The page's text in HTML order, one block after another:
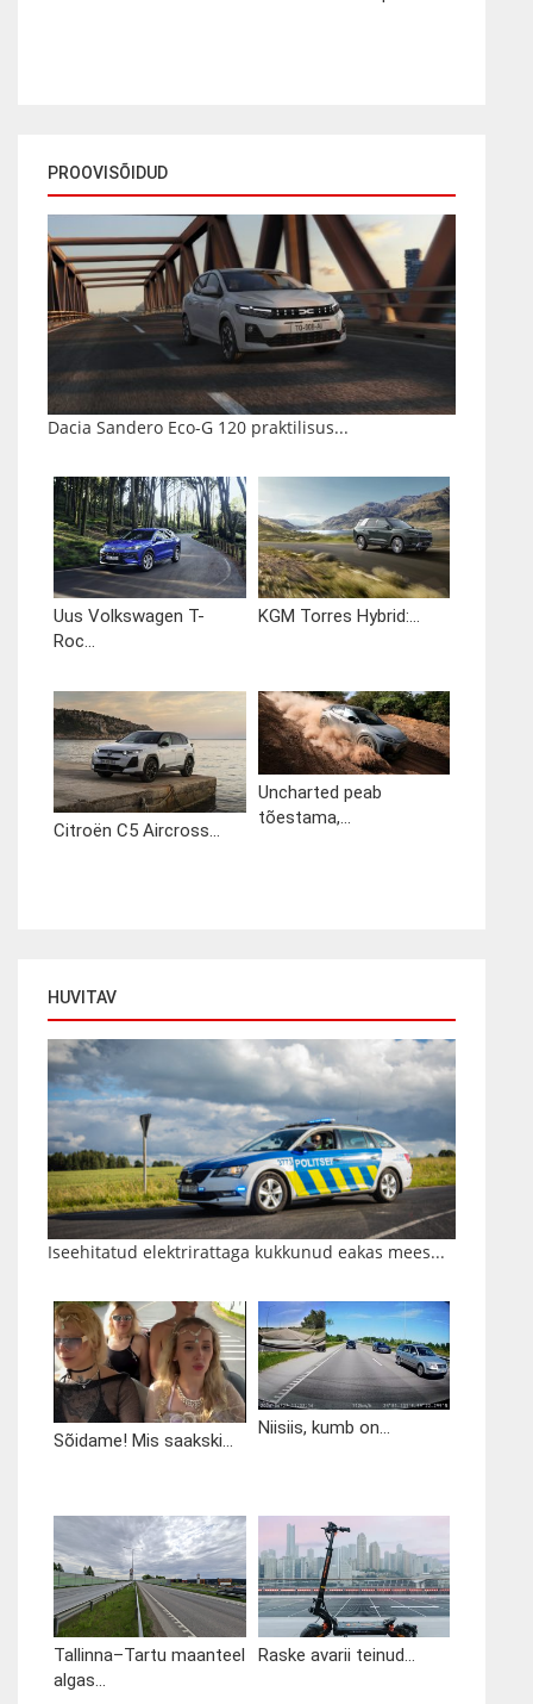
PROOVISÕIDUD
Dacia Sandero Eco-G 120 praktilisus...
Uus Volkswagen T-
Roc...
KGM Torres Hybrid:...
Citroën C5 Aircross...
Uncharted peab
tõestama,...
HUVITAV
Iseehitatud elektrirattaga kukkunud eakas mees...
Sõidame! Mis saakski...
Niisiis, kumb on...
Tallinna–Tartu maanteel
algas...
Raske avarii teinud...